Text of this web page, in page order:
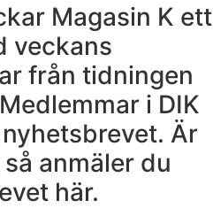
Magasin K ett
veckans
från tidningen
i DIK
Är
anmäler du
här.